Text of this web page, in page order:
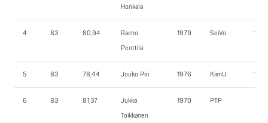
Honkala
4 83 80,94
Raimo
Penttilä
1979 SeiVo
5 83 78,44 Jouko Piri 1976 KiimU
6 83 81,37
Jukka
Toikkanen
1970 PTP